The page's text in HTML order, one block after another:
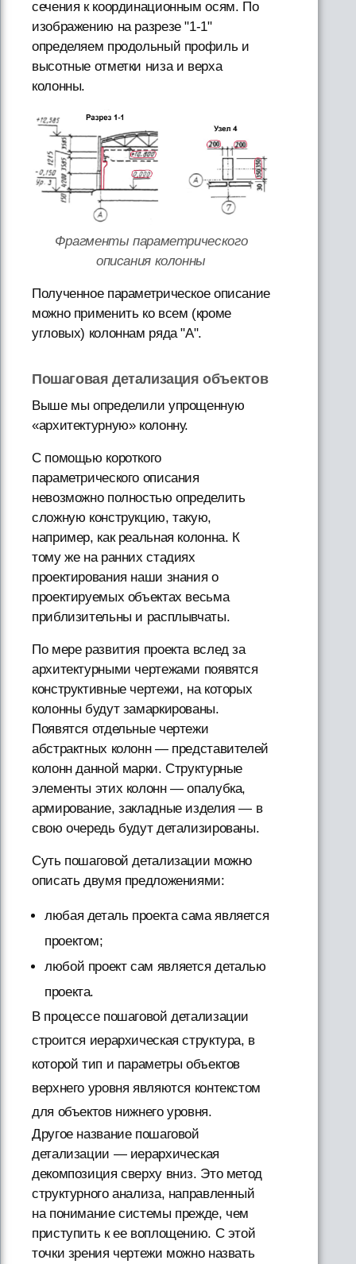
сечения к координационным осям. По
изображению на разрезе "1-1"
определяем продольный профиль и
высотные отметки низа и верха
колонны.
Фрагменты параметрического
описания колонны
Полученное параметрическое описание
можно применить ко всем (кроме
угловых) колоннам ряда "А".
Пошаговая детализация объектов
Выше мы определили упрощенную
«архитектурную» колонну.
С помощью короткого
параметрического описания
невозможно полностью определить
сложную конструкцию, такую,
например, как реальная колонна. К
тому же на ранних стадиях
проектирования наши знания о
проектируемых объектах весьма
приблизительны и расплывчаты.
По мере развития проекта вслед за
архитектурными чертежами появятся
конструктивные чертежи, на которых
колонны будут замаркированы.
Появятся отдельные чертежи
абстрактных колонн — представителей
колонн данной марки. Структурные
элементы этих колонн — опалубка,
армирование, закладные изделия — в
свою очередь будут детализированы.
Суть пошаговой детализации можно
описать двумя предложениями:
любая деталь проекта сама является
проектом;
любой проект сам является деталью
проекта.
В процессе пошаговой детализации
строится иерархическая структура, в
которой тип и параметры объектов
верхнего уровня являются контекстом
для объектов нижнего уровня.
Другое название пошаговой
детализации — иерархическая
декомпозиция сверху вниз. Это метод
структурного анализа, направленный
на понимание системы прежде, чем
приступить к ее воплощению. С этой
точки зрения чертежи можно назвать